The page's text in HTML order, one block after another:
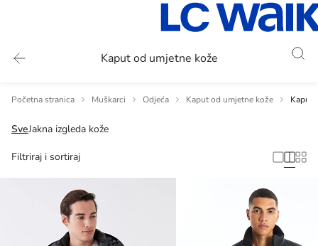
Kaput od umjetne kože
Početna stranica Muškarci Odjeća Kaput od umjetne kože Kaput
SveJakna izgleda kože
Filtriraj i sortiraj